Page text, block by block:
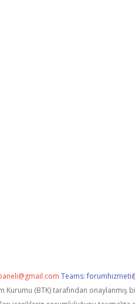
Teams:
Kurumu (BTK) tarafından